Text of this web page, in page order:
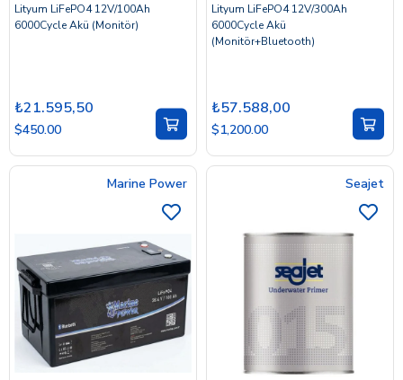
Lityum LiFePO4 12V/100Ah
6000Cycle Akü (Monitör)
₺21.595,50
$450.00
Lityum LiFePO4 12V/300Ah
6000Cycle Akü
(Monitör+Bluetooth)
₺57.588,00
$1,200.00
Marine Power Seajet